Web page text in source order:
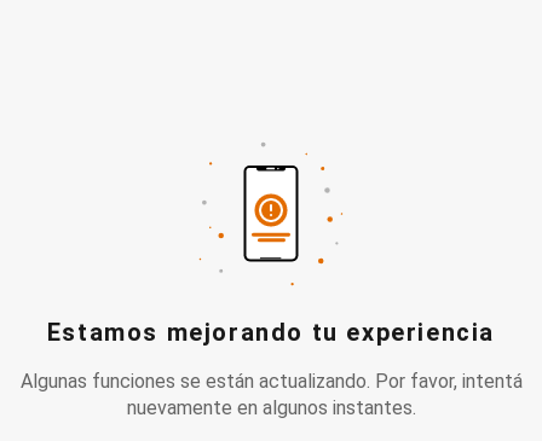
Estamos mejorando tu experiencia
Algunas funciones se están actualizando. Por favor, intentá
nuevamente en algunos instantes.